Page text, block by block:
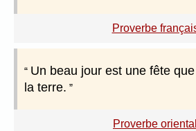
Proverbe
Un beau jour est une fête
la terre.
Proverbe oriental